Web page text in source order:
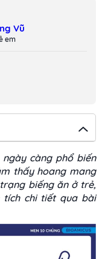
Vũ
em
ngày càng phổ biến
thấy hoang mang
biếng ăn ở trẻ,
chi tiết qua bài